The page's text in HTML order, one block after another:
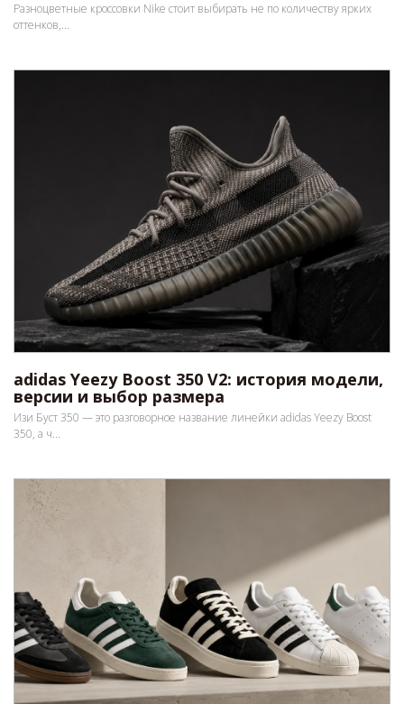
Разноцветные кроссовки Nike стоит выбирать не по количеству ярких
оттенков,...
adidas Yeezy Boost 350 V2: история модели,
версии и выбор размера
Изи Буст 350 — это разговорное название линейки adidas Yeezy Boost
350, а ч...